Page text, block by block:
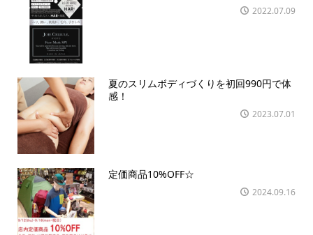
2022.07.09
夏のスリムボディづくりを初回990円で体
感！
2023.07.01
定価商品10%OFF☆
2024.09.16